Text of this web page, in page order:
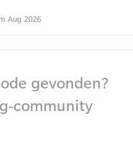
Aug 2026
gevonden?
community